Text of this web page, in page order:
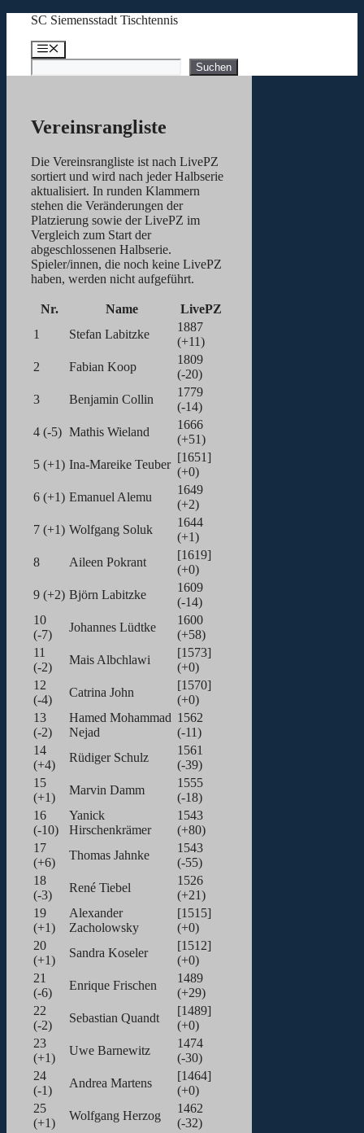
springen
SC Siemensstadt Tischtennis
Menü
Suchen Suchen
Vereinsrangliste
Die Vereinsrangliste ist nach LivePZ
sortiert und wird nach jeder Halbserie
aktualisiert. In runden Klammern
stehen die Veränderungen der
Platzierung sowie der LivePZ im
Vergleich zum Start der
abgeschlossenen Halbserie.
Spieler/innen, die noch keine LivePZ
haben, werden nicht aufgeführt.
Nr. Name
LivePZ
1
Stefan Labitzke
1887
(+11)
2
Fabian Koop
1809
(-20)
3
Benjamin Collin
1779
(-14)
4 (-5) Mathis Wieland
1666
(+51)
5 (+1) Ina-Mareike Teuber
[1651]
(+0)
6 (+1) Emanuel Alemu
1649
(+2)
7 (+1) Wolfgang Soluk
1644
(+1)
8
Aileen Pokrant
[1619]
(+0)
9 (+2) Björn Labitzke
1609
(-14)
10
(-7)
Johannes Lüdtke
1600
(+58)
11
(-2)
Mais Albchlawi
[1573]
(+0)
12
(-4)
Catrina John
[1570]
(+0)
13
(-2)
Hamed Mohammad
Nejad
1562
(-11)
14
(+4)
Rüdiger Schulz
1561
(-39)
15
(+1)
Marvin Damm
1555
(-18)
16
(-10)
Yanick
Hirschenkrämer
1543
(+80)
17
(+6)
Thomas Jahnke
1543
(-55)
18
(-3)
René Tiebel
1526
(+21)
19
(+1)
Alexander
Zacholowsky
[1515]
(+0)
20
(+1)
Sandra Koseler
[1512]
(+0)
21
(-6)
Enrique Frischen
1489
(+29)
22
(-2)
Sebastian Quandt
[1489]
(+0)
23
(+1)
Uwe Barnewitz
1474
(-30)
24
(-1)
Andrea Martens
[1464]
(+0)
25
(+1)
Wolfgang Herzog
1462
(-32)